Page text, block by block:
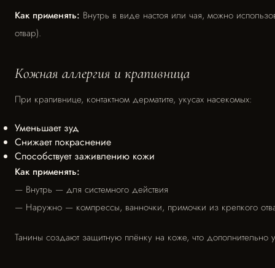
Как применять: Внутрь в виде настоя или чая, можно
отвар).
Кожная аллергия и крапивница
При крапивнице, контактном дерматите, укусах насекомых:
Уменьшает зуд
Снижает покраснение
Способствует заживлению кожи
Как применять:
— Внутрь — для системного действия
— Наружно — компрессы, ванночки, примочки из крепкого
Танины создают защитную плёнку на коже, что дополнительно